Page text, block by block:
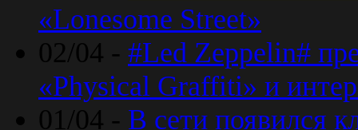
«Lonesome Street»
02/04 - #Led Zeppelin#
«Physical Graffiti» и
01/04 - В сети появился